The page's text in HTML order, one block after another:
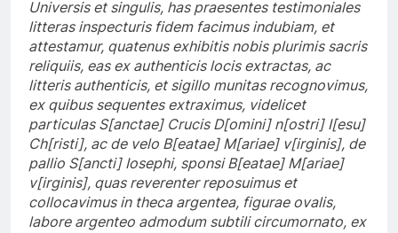
Universis et singulis, has praesentes testimoniales
litteras inspecturis fidem facimus indubiam, et
attestamur, quatenus exhibitis nobis plurimis sacris
reliquiis, eas ex authenticis locis extractas, ac
litteris authenticis, et sigillo munitas recognovimus,
ex quibus sequentes extraximus, videlicet
particulas S[anctae] Crucis D[omini] n[ostri] I[esu]
Ch[risti], ac de velo B[eatae] M[ariae] v[irginis], de
pallio S[ancti] Iosephi, sponsi B[eatae] M[ariae]
v[irginis], quas reverenter reposuimus et
collocavimus in theca argentea, figurae ovalis,
labore argenteo admodum subtili circumornato, ex